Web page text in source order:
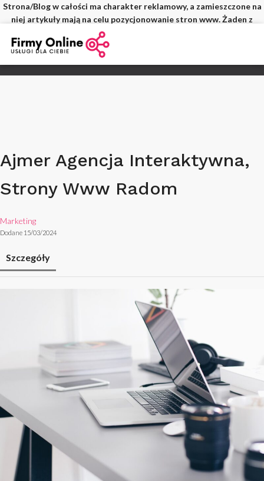
Strona/Blog w całości ma charakter reklamowy, a zamieszczone na
niej artykuły mają na celu pozycjonowanie stron www. Żaden z
wpisów nie pochodzi od użytkowników, a wszystkie zostały
Ajmer Agencja Interaktywna,
Strony Www Radom
Marketing
Dodane 15/03/2024
Szczegóły